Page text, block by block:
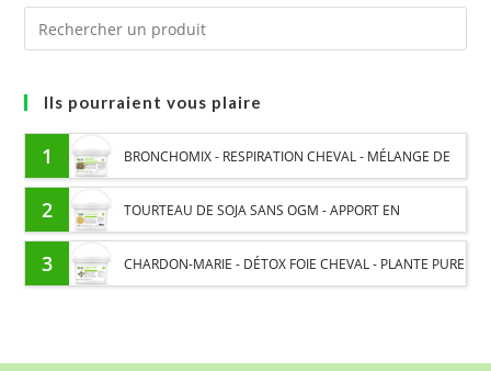
Ils pourraient vous plaire
1 BRONCHOMIX - RESPIRATION CHEVAL - MÉLANGE DE
PLANTES
2 TOURTEAU DE SOJA SANS OGM - APPORT EN
PROTÉINES ET SOUTIEN ÉNERGÉTIQUE POUR CHEVAUX
3 CHARDON-MARIE - DÉTOX FOIE CHEVAL - PLANTE PURE